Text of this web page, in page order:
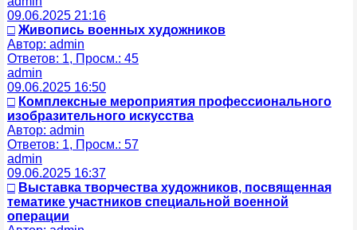
09.06.2025 21:16
□ Живопись военных художников
Автор: admin
Ответов: 1, Просм.: 45
admin
09.06.2025 16:50
□ Комплексные мероприятия профессионального
изобразительного искусства
Автор: admin
Ответов: 1, Просм.: 57
admin
09.06.2025 16:37
□ Выставка творчества художников, посвященная
тематике участников специальной военной
операции